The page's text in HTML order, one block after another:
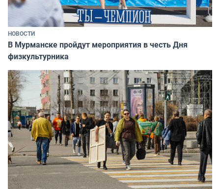
НОВОСТИ
В Мурманске пройдут мероприятия в честь Дня
физкультурника